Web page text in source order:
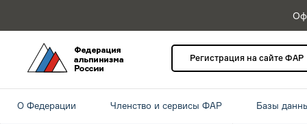
Регистрация на сайте ФАР
О Федерации Членство и сервисы ФАР Базы